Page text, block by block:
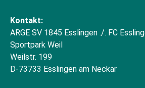
Kontakt:
ARGE SV 1845 Esslingen ./. FC
Sportpark Weil
Weilstr. 199
D-73733 Esslingen am Neckar